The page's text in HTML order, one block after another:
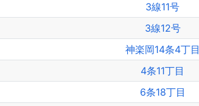
3線11号
3線12号
神楽岡14条4丁目
4条11丁目
6条18丁目